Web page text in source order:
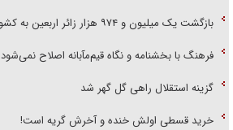
بازگشت یک میلیون و ۹۷۴ هزار زائر اربعین به کشور
فرهنگ با بخشنامه و نگاه قیم‌مآبانه اصلاح نمی‌شود
گزینه استقلال راهی گل گهر شد
خرید قسطی اولش خنده و آخرش گریه است!